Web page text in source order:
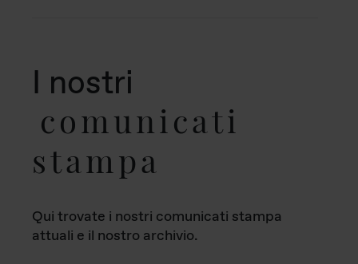
I nostri
comunicati
stampa
Qui trovate i nostri comunicati stampa
attuali e il nostro archivio.